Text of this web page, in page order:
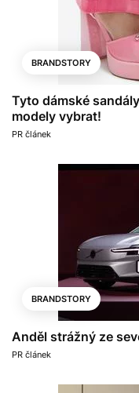
BRANDSTORY
Tyto dámské
modely vybrat!
PR článek
BRANDSTORY
Anděl strážný ze
PR článek